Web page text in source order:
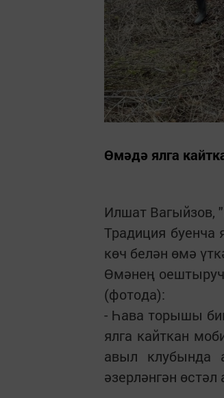
Өмәдә ялга
Илшат Вагыйзов,
Традиция
көч белән өмә
Өмәнең
(фотода):
- Һава торышы
ялга кайткан
авыл клубында
әзерләнгән